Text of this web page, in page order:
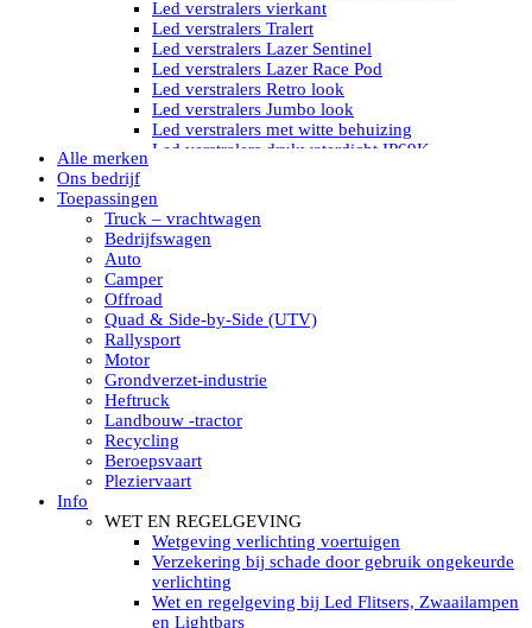
Led verstralers vierkant
Led verstralers Tralert
Led verstralers Lazer Sentinel
Led verstralers Lazer Race Pod
Led verstralers Retro look
Led verstralers Jumbo look
Led verstralers met witte behuizing
Led verstralers drukwaterdicht IP69K
LED WERKLAMPEN
Model werklamp
Led werklamp vierkant
Led werklamp ovaal
Led werklamp kleur wit
Combinatie LED werklampen
Led achteruitrijverlichting
Led onderbouw achteruitrijlamp
Led werklamp industrieel
Led veiligheidsverlichting
Led werklamp tractor
Led werklamp ADR
Led werklamp drukwaterdicht IP69K
Led werklampen assortiment Tralert
Led breedstralers Lazer
Led werklampen in Subcategorieën
LED WERKVERLICHTING
LED’s work werklamp met accu
LED’s work werklamp portable 220V
Alle merken
Ons bedrijf
Toepassingen
Truck – vrachtwagen
Bedrijfswagen
Auto
Camper
Offroad
Quad & Side-by-Side (UTV)
Rallysport
Motor
Grondverzet-industrie
Heftruck
Landbouw -tractor
Recycling
Beroepsvaart
Pleziervaart
Info
WET EN REGELGEVING
Wetgeving verlichting voertuigen
Verzekering bij schade door gebruik ongekeurde
verlichting
Wet en regelgeving bij Led Flitsers, Zwaailampen
en Lightbars